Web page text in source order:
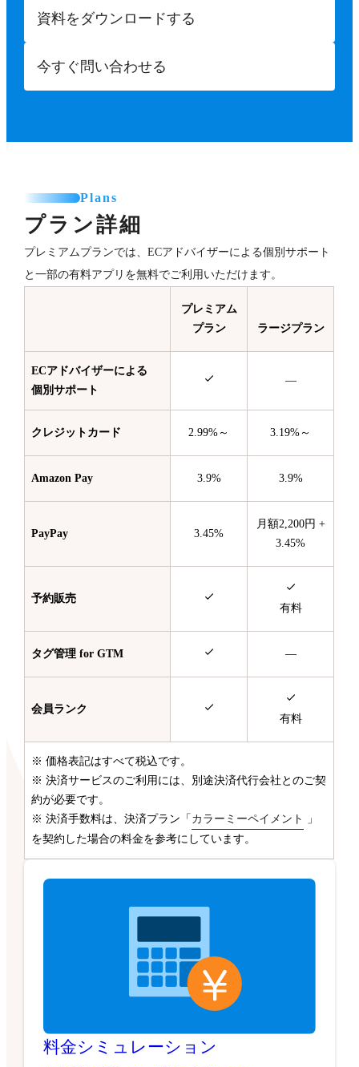
資料をダウンロードする
今すぐ問い合わせる
Plans
プラン詳細
プレミアムプランでは、ECアドバイザーによる個別サポート
と一部の有料アプリを無料でご利用いただけます。
プレミアム
プラン
ラージプラン
ECアドバイザーによる
個別サポート
—
クレジットカード 2.99%～ 3.19%～
Amazon Pay 3.9% 3.9%
PayPay 3.45%
月額2,200円 +
3.45%
予約販売
有料
タグ管理 for GTM —
会員ランク
有料
※ 価格表記はすべて税込です。
※ 決済サービスのご利用には、別途決済代行会社とのご契
約が必要です。
※ 決済手数料は、決済プラン「 カラーミーペイメント
」
を契約した場合の料金を参考にしています。
料金シミュレーション